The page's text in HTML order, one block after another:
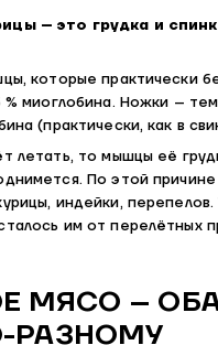
– это грудка и
которые практически
миоглобина. Ножки –
(практически, как в
летать, то мышцы её
По этой
индейки,
им от перелётных
МЯСО –
РАЗНОМУ